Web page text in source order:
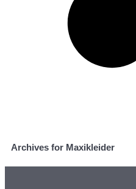
Archives for Maxikleider